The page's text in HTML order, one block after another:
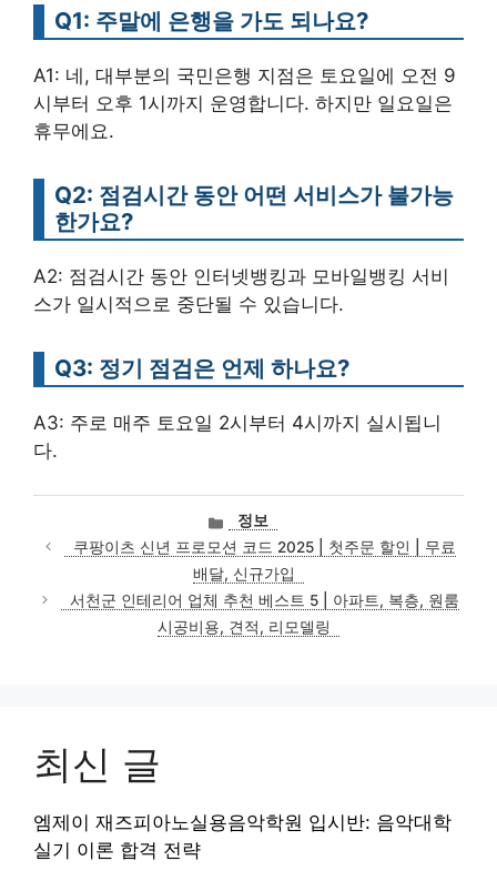
Q1: 주말에 은행을 가도 되나요?
A1: 네, 대부분의 국민은행 지점은 토요일에 오전 9
시부터 오후 1시까지 운영합니다. 하지만 일요일은
휴무에요.
Q2: 점검시간 동안 어떤 서비스가 불가능
한가요?
A2: 점검시간 동안 인터넷뱅킹과 모바일뱅킹 서비
스가 일시적으로 중단될 수 있습니다.
Q3: 정기 점검은 언제 하나요?
A3: 주로 매주 토요일 2시부터 4시까지 실시됩니
다.
카
테
고
리
정보
쿠팡이츠 신년 프로모션 코드 2025 | 첫주문 할인 | 무료
배달, 신규가입
서천군 인테리어 업체 추천 베스트 5 | 아파트, 복층, 원룸
시공비용, 견적, 리모델링
최신 글
엠제이 재즈피아노실용음악학원 입시반: 음악대학
실기 이론 합격 전략